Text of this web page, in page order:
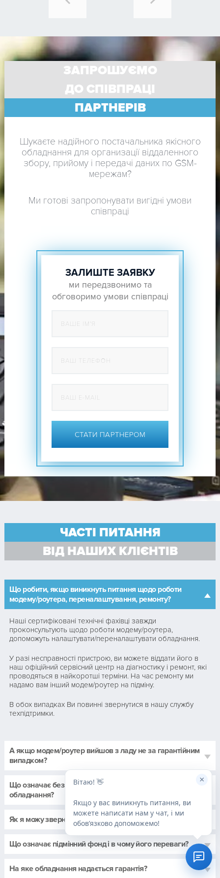
Вітаю! 👋
Якщо у вас виникнуть питання, ви
можете написати нам у чат, і ми
обовʼязково допоможемо!
×
ЗАПРОШУЄМО
ДО СПІВПРАЦІ
ПАРТНЕРІВ
Шукаєте надійного постачальника якісного
обладнання для организації віддаленного
збору, прийому і передачі даних по GSM-
мережам?
Ми готові запропонувати вигідні умови
співпраці
ЗАЛИШТЕ ЗАЯВКУ
ми передзвонимо та
обговоримо умови співпраці
СТАТИ ПАРТНЕРОМ
ЧАСТІ ПИТАННЯ
ВІД НАШИХ КЛІЄНТІВ
Що робити, якщо виникнуть питання щодо роботи
модему/роутера, переналаштування, ремонту?
Наші сертифіковані технічні фахівці завжди
проконсультують щодо роботи модему/роутера,
допоможуть налаштувати/переналаштувати обладнання.
У разі несправності пристрою, ви можете віддати його в
наш офіційний сервісний центр на діагностику і ремонт, які
проводяться в найкоротші терміни. На час ремонту ми
надамо вам інший модем/роутер на підміну.
В обох випадках Ви повинні звернутися в нашу службу
техпідтримки.
А якщо модем/роутер вийшов з ладу не за гарантійним
випадком?
Що означає безкоштовна підміна несправного
обладнання?
Як я можу звернутися в техпідтримку?
Що означає підмінний фонд і в чому його переваги?
На яке обладнання надається гарантія?